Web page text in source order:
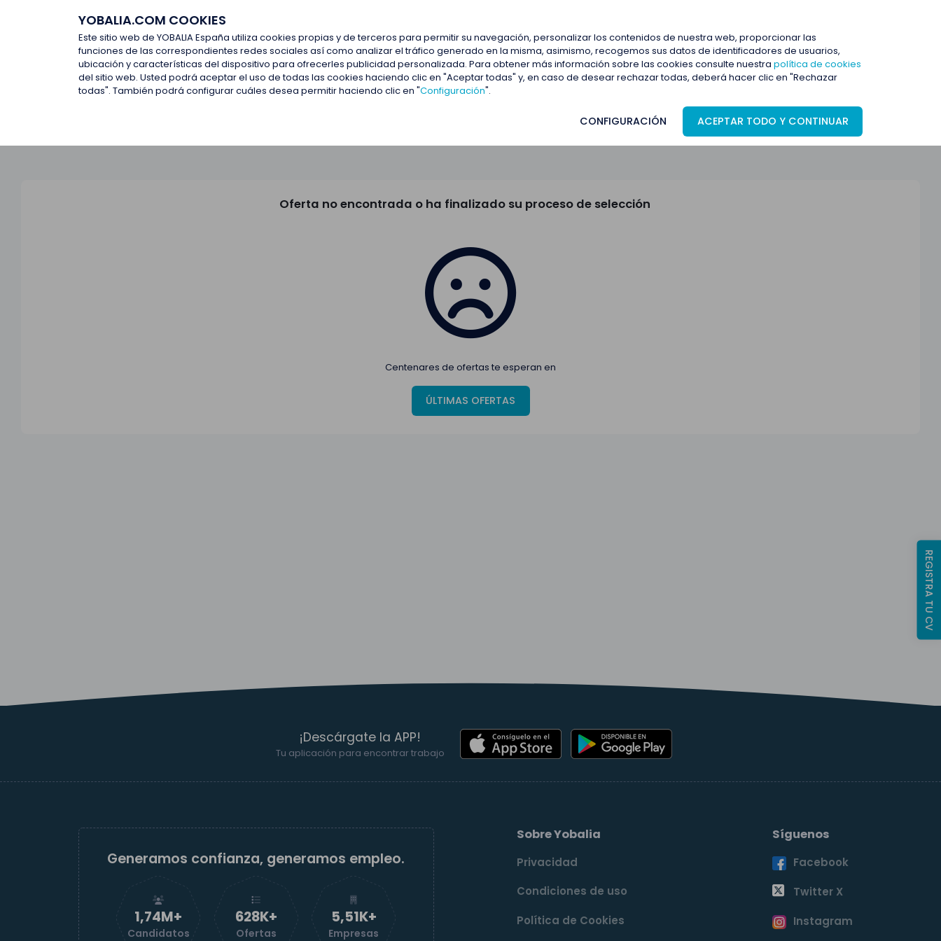
YOBALIA.COM COOKIES
Este sitio web de YOBALIA España utiliza cookies propias y de terceros para permitir su navegación, personalizar los contenidos de nuestra web, proporcionar las
funciones de las correspondientes redes sociales así como analizar el tráfico generado en la misma, asimismo, recogemos sus datos de identificadores de usuarios,
ubicación y características del dispositivo para ofrecerles publicidad personalizada. Para obtener más información sobre las cookies consulte nuestra política de cookies
del sitio web. Usted podrá aceptar el uso de todas las cookies haciendo clic en "Aceptar todas" y, en caso de desear rechazar todas, deberá hacer clic en "Rechazar
todas". También podrá configurar cuáles desea permitir haciendo clic en "Configuración".
CONFIGURACIÓN ACEPTAR TODO Y CONTINUAR
Últimas ofertas
Últimas ofertas
Oferta no encontrada o ha finalizado su proceso de selección
Centenares de ofertas te esperan en
ÚLTIMAS OFERTAS
¡Descárgate la APP!
Tu aplicación para encontrar trabajo
Generamos confianza, generamos empleo.
1,74M+
Candidatos
629K+
Ofertas
5,52K+
Empresas
Sobre Yobalia
Privacidad
Condiciones de uso
Política de Cookies
Síguenos
Facebook
Twitter X
Instagram
REGISTRA TU CV